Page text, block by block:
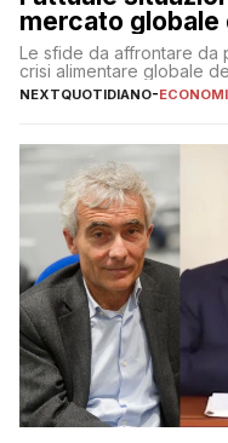
mercato globale
Le sfide da affrontare da
crisi alimentare globale
NEXTQUOTIDIANO-